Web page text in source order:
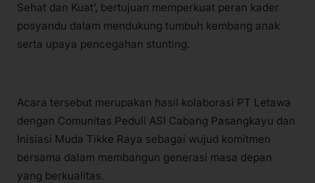
Sehat dan Kuat’, bertujuan memperkuat peran kader
posyandu dalam mendukung tumbuh kembang anak
serta upaya pencegahan stunting.
Acara tersebut merupakan hasil kolaborasi PT Letawa
dengan Comunitas Peduli ASI Cabang Pasangkayu dan
Inisiasi Muda Tikke Raya sebagai wujud komitmen
bersama dalam membangun generasi masa depan
yang berkualitas.